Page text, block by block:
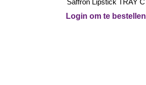
Saffron Lipstick TRAY C
Login om te bestellen